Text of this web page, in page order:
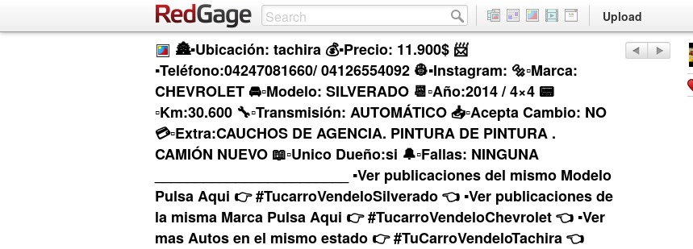
Upload
🏯▪Ubicación: tachira 💰▪Precio: 11.900$ 📨
▪Teléfono:04247081660/ 04126554092 👷▪Instagram: 🔩▫Marca:
CHEVROLET 🚘▫Modelo: SILVERADO 📆▫Año:2014 / 4×4 📟
▫Km:30.600 🔧▫Transmisión: AUTOMÁTICO 📥▫Acepta Cambio: NO
💳▫Extra:CAUCHOS DE AGENCIA. PINTURA DE PINTURA .
CAMIÓN NUEVO 📖▫Unico Dueño:si 🔔▫Fallas: NINGUNA
________________________ ▪︎Ver publicaciones del mismo Modelo
Pulsa Aqui 👉 #TucarroVendeloSilverado 👈 ▪︎Ver publicaciones de
la misma Marca Pulsa Aqui 👉 #TucarroVendeloChevrolet 👈 ▪︎Ver
mas Autos en el mismo estado 👉 #TuCarroVendeloTachira 👈